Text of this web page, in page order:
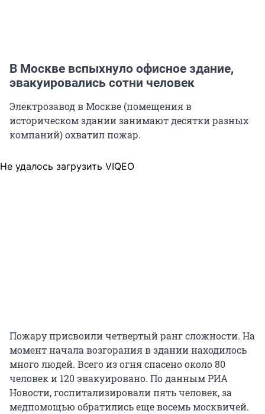
В Москве вспыхнуло офисное здание,
эвакуировались сотни человек
Электрозавод в Москве (помещения в
историческом здании занимают десятки разных
компаний) охватил пожар.
Не удалось загрузить VIQEO
Пожару присвоили четвертый ранг сложности. На
момент начала возгорания в здании находилось
много людей. Всего из огня спасено около 80
человек и 120 эвакуировано. По данным РИА
Новости, госпитализировали пять человек, за
медпомощью обратились еще восемь москвичей.